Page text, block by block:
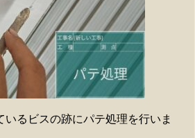
いるビスの跡にパテ処理を行いま